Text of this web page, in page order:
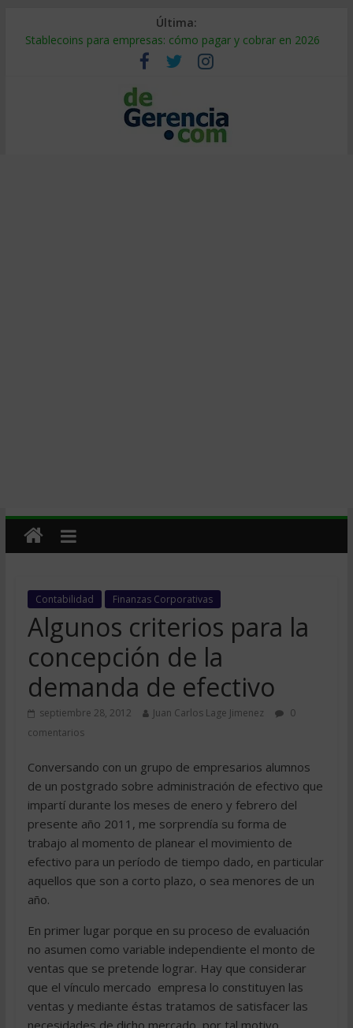
Última:
Stablecoins para empresas: cómo pagar y cobrar en 2026
Despido silencioso: qué es y por qué sale tan caro
IA en selección de personal: cómo auditarla a tiempo
Trabajo forzoso en la cadena de suministro: qué hacer
Mercado hispano de EE. UU.: cómo segmentarlo y venderle
Contabilidad Finanzas Corporativas
Algunos criterios para la
concepción de la
demanda de efectivo
septiembre 28, 2012 Juan Carlos Lage Jimenez
0
comentarios
Conversando con un grupo de empresarios alumnos
de un postgrado sobre administración de efectivo que
impartí durante los meses de enero y febrero del
presente año 2011, me sorprendía su forma de
trabajo al momento de planear el movimiento de
efectivo para un período de tiempo dado, en particular
aquellos que son a corto plazo, o sea menores de un
año.
En primer lugar porque en su proceso de evaluación
no asumen como variable independiente el monto de
ventas que se pretende lograr. Hay que considerar
que el vínculo mercado  empresa lo constituyen las
ventas y mediante éstas tratamos de satisfacer las
necesidades de dicho mercado, por tal motivo